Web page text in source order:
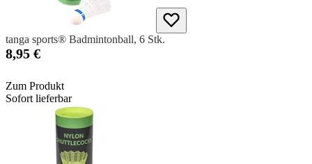
tanga sports® Badmintonball, 6 Stk.
8,95 €
Zum Produkt
Sofort lieferbar